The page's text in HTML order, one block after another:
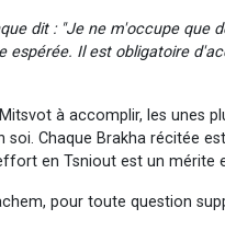
dit : "Je ne m'occupe que
espérée. Il est obligatoire
à accomplir, les unes
Chaque Brakha récitée
en Tsniout est un mérite
pour toute question